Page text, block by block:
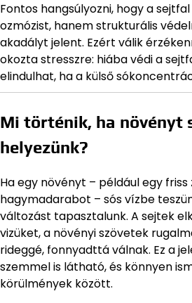
Fontos hangsúlyozni, hogy a
ozmózist, hanem strukturális
akadályt jelent. Ezért válik
okozta stresszre: hiába védi a
elindulhat, ha a külső
Mi történik, ha növényt
helyezünk?
Ha egy növényt – például egy
hagymadarabot – sós vízbe
változást tapasztalunk. A sejtek
vizüket, a növényi szövetek
rideggé, fonnyadttá válnak. Ez a
szemmel is látható, és könnyen
körülmények között.